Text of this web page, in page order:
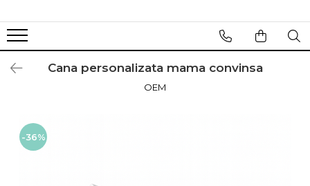
Cana personalizata mama convinsa
OEM
-36%